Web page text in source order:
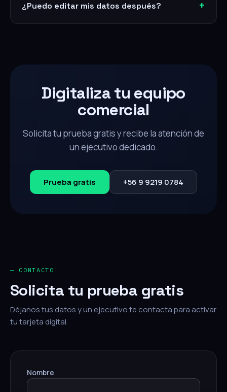
¿Puedo editar mis datos después?
Digitaliza tu equipo
comercial
Solicita tu prueba gratis y recibe la atención de
un ejecutivo dedicado.
Prueba gratis +56 9 9219 0784
— CONTACTO
Solicita tu prueba gratis
Déjanos tus datos y un ejecutivo te contacta para activar
tu tarjeta digital.
Nombre